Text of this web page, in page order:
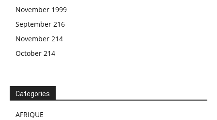
November 1999
September 216
November 214
October 214
Categories
AFRIQUE